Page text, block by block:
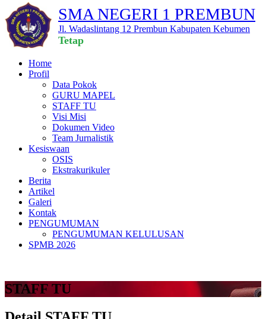
SMA NEGERI 1 PREMBUN
Jl. Wadaslintang 12 Prembun Kabupaten Kebumen
Tetap Be
Home
Profil
Data Pokok
GURU MAPEL
STAFF TU
Visi Misi
Dokumen Video
Team Jurnalistik
Kesiswaan
OSIS
Ekstrakurikuler
Berita
Artikel
Galeri
Kontak
PENGUMUMAN
PENGUMUMAN KELULUSAN
SPMB 2026
STAFF TU